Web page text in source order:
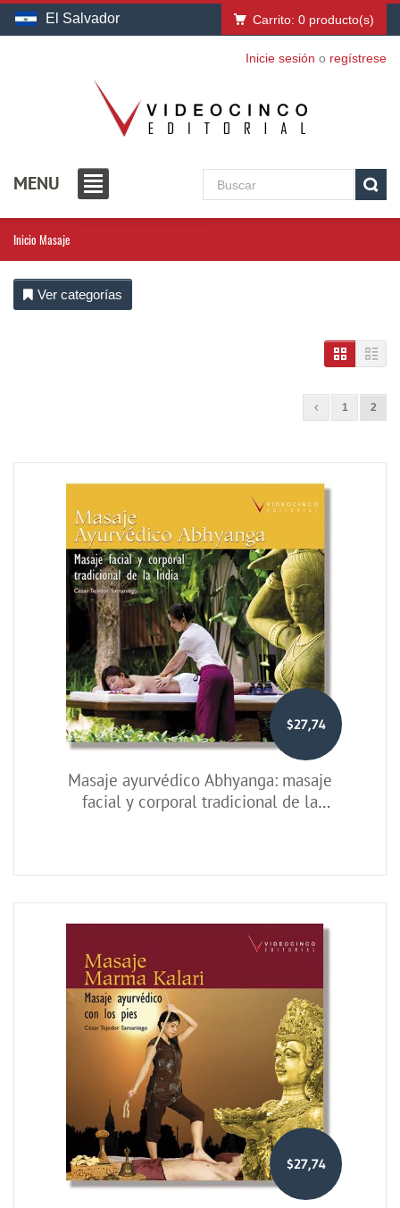
El Salvador Carrito: 0 producto(s)
Inicie sesión o regístrese
MENU
Inicio Masaje
Ver categorías
1 2
$27,74
Masaje ayurvédico Abhyanga: masaje
facial y corporal tradicional de la
$27,74